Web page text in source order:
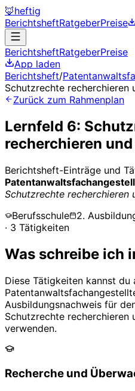
🦊heftig
BerichtsheftRatgeberPreise
BerichtsheftRatgeberPreise
App laden
Berichtsheft/
Schutzrechte recherchieren
Zurück zum Rahmenplan
Lernfeld 6:
recherchieren
Berichtsheft-Einträge und
Schutzrechte recherchieren
Berufsschule
2.
· 3 Tätigkeiten
Was schreibe ich
Diese Tätigkeiten kannst du
Ausbildungsnachweis für
Schutzrechte recherchieren
verwenden.
Recherche und